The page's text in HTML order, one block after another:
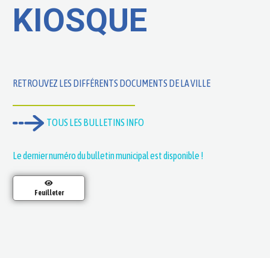
KIOSQUE
RETROUVEZ LES DIFFÉRENTS DOCUMENTS DE LA VILLE
TOUS LES BULLETINS INFO
Le dernier numéro du bulletin municipal est disponible !
Feuilleter